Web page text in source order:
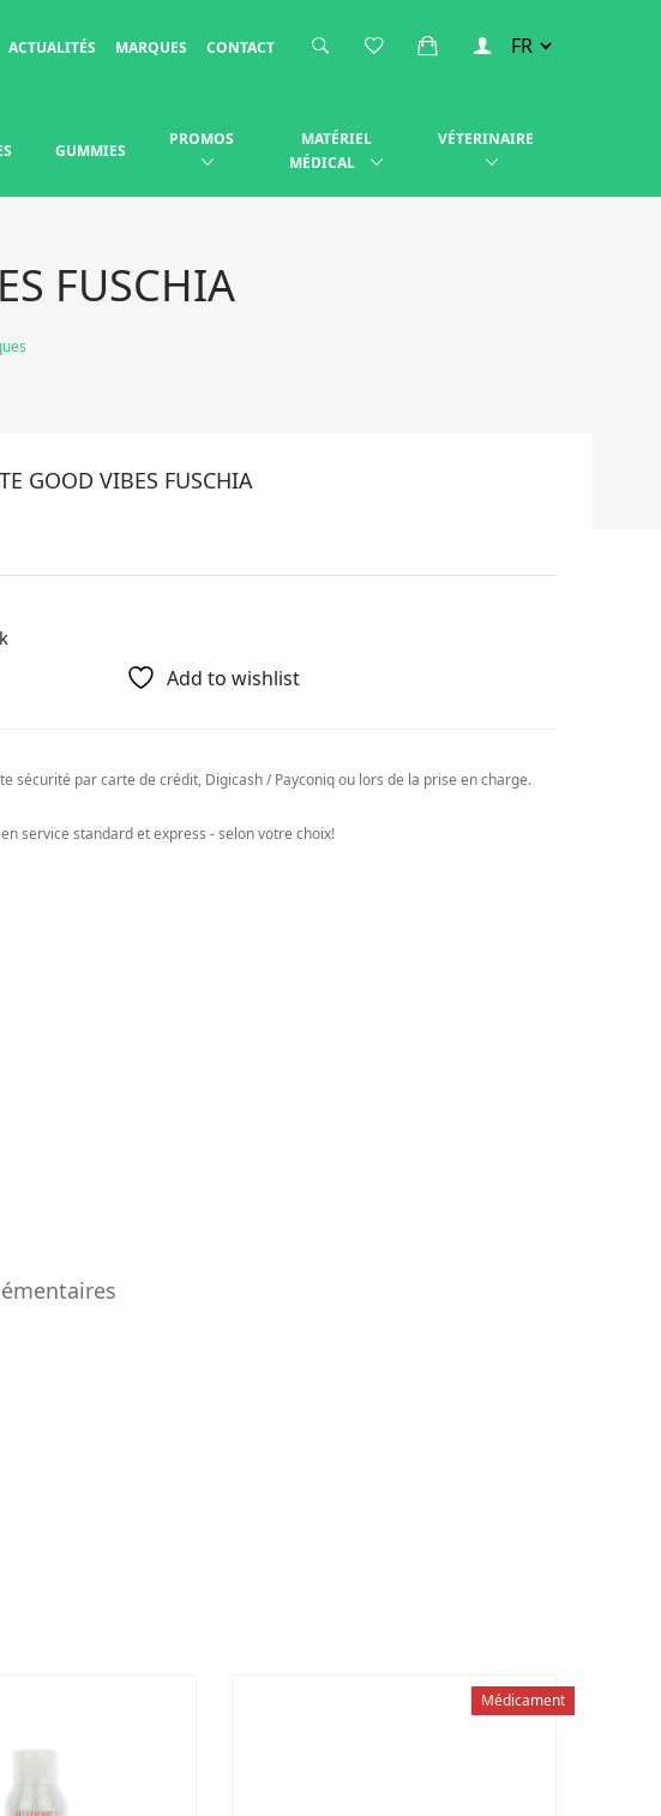
ACTUALITÉS MARQUES CONTACT
GUMMIES
PROMOS
MATÉRIEL
MÉDICAL
VÉTERINAIRE
FUSCHIA
GOOD VIBES FUSCHIA
Add to wishlist
sécurité par carte de crédit, Digicash / Payconiq ou lors de la prise en charge.
service standard et express - selon votre choix!
Médicament